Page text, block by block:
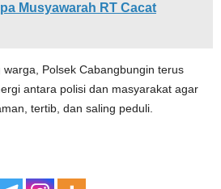
Musyawarah RT Cacat
Polsek Cabangbungin terus
antara polisi dan masyarakat agar
tertib, dan saling peduli.